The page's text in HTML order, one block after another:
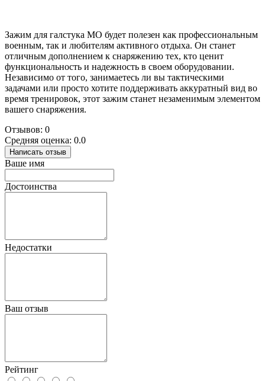
Зажим для галстука МО будет полезен как профессиональным
военным, так и любителям активного отдыха. Он станет
отличным дополнением к снаряжению тех, кто ценит
функциональность и надежность в своем оборудовании.
Независимо от того, занимаетесь ли вы тактическими
задачами или просто хотите поддерживать аккуратный вид во
время тренировок, этот зажим станет незаменимым элементом
вашего снаряжения.
Отзывов: 0
Средняя оценка: 0.0
Написать отзыв
Ваше имя
Достоинства
Недостатки
Ваш отзыв
Рейтинг